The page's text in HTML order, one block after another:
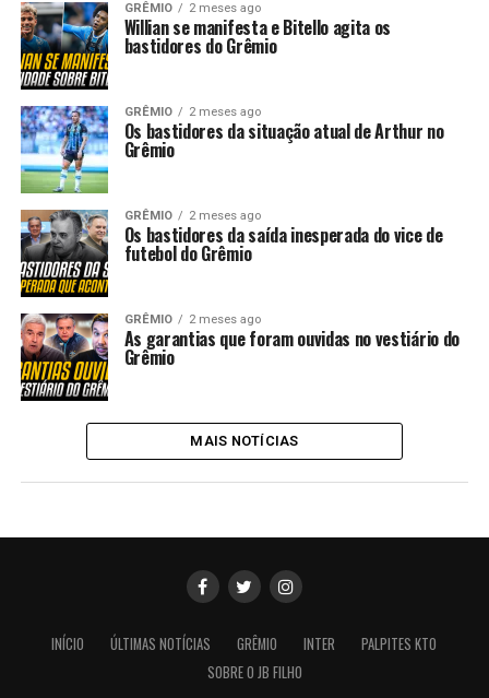
GRÊMIO 2 meses ago
Willian se manifesta e Bitello agita os
bastidores do Grêmio
GRÊMIO 2 meses ago
Os bastidores da situação atual de Arthur no
Grêmio
GRÊMIO 2 meses ago
Os bastidores da saída inesperada do vice de
futebol do Grêmio
GRÊMIO 2 meses ago
As garantias que foram ouvidas no vestiário do
Grêmio
MAIS NOTÍCIAS
INÍCIO ÚLTIMAS NOTÍCIAS GRÊMIO INTER
PALPITES KTO
SOBRE O JB FILHO